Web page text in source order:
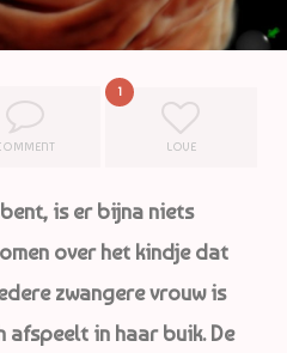
1
LOVE
is er bijna niets
over het kindje dat
zwangere vrouw is
afspeelt in haar buik. De